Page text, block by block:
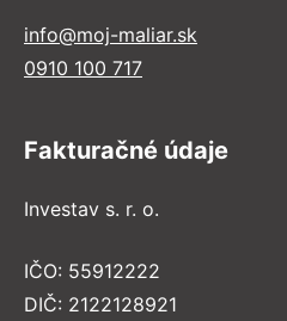
info@moj-maliar.sk
0910 100 717
Fakturačné údaje
Investav s. r. o.
IČO: 55912222
DIČ: 2122128921